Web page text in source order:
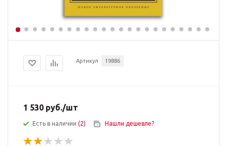
Артикул 19886
1 530 руб./шт
Есть в наличии (2) Нашли дешевле?